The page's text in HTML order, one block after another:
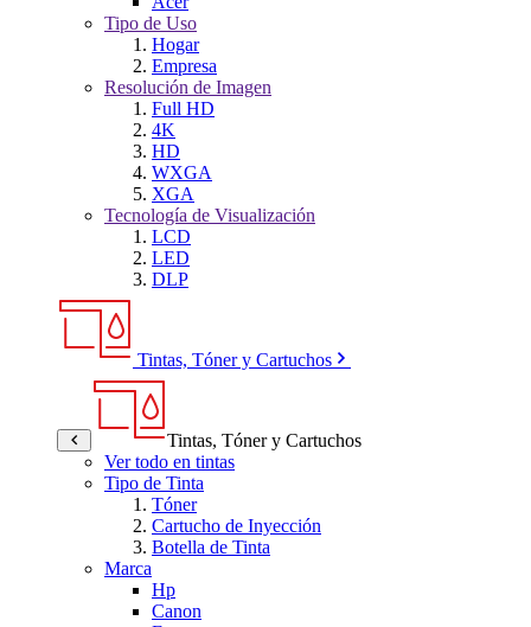
Tipo de Uso
Hogar
Empresa
Resolución de Imagen
Full HD
4K
HD
WXGA
XGA
Tecnología de Visualización
LCD
LED
DLP
Tintas, Tóner y Cartuchos
Tintas, Tóner y Cartuchos
Ver todo en tintas
Tipo de Tinta
Tóner
Cartucho de Inyección
Botella de Tinta
Marca
Hp
Canon